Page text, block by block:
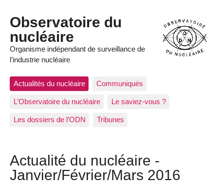
Observatoire du
nucléaire
Organisme indépendant de surveillance de
l’industrie nucléaire
Actualités du nucléaire Communiqués
L’Observatoire du nucléaire Le saviez-vous ?
Les dossiers de l’ODN Tribunes
Actualité du nucléaire -
Janvier/Février/Mars 2016